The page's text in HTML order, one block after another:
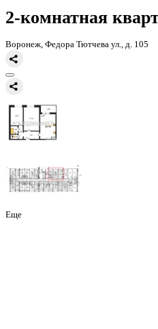
Главная
2-комнатная
Воронеж, Федора Тютчева ул.,